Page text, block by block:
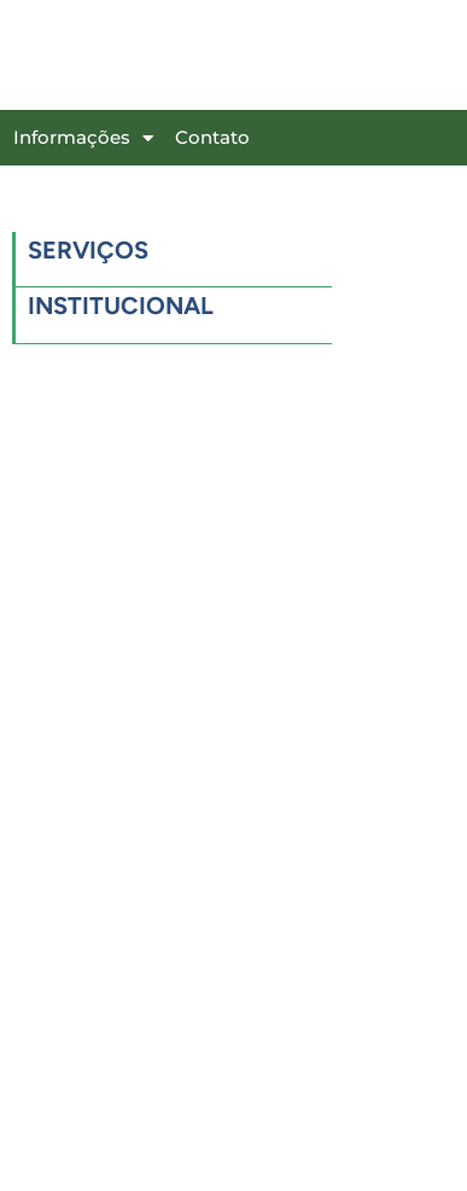
Informações Contato
SERVIÇOS
INSTITUCIONAL